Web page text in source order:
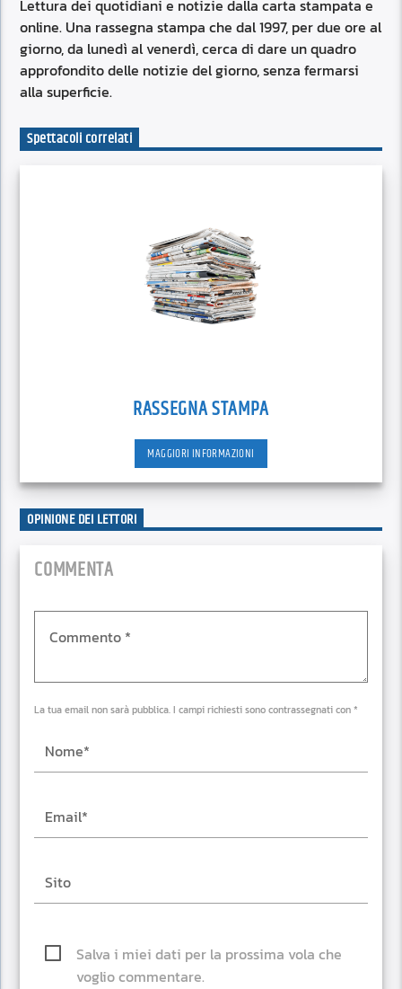
RSS FEED
EMBED
Lettura dei quotidiani e notizie dalla carta stampata e
online. Una rassegna stampa che dal 1997, per due ore al
giorno, da lunedì al venerdì, cerca di dare un quadro
approfondito delle notizie del giorno, senza fermarsi
alla superficie.
Spettacoli correlati
RASSEGNA STAMPA
MAGGIORI INFORMAZIONI
OPINIONE DEI LETTORI
COMMENTA
La tua email non sarà pubblica. I campi richiesti sono contrassegnati con *
Salva i miei dati per la prossima vola che
voglio commentare.